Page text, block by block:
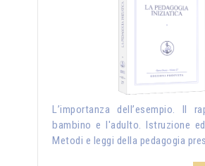
L’importanza dell’esempio. Il
bambino e l'adulto. Istruzione
Metodi e leggi della pedagogia